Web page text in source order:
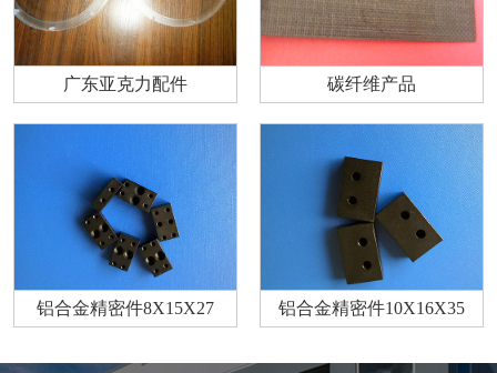
广东亚克力配件 碳纤维产品
铝合金精密件8X15X27 铝合金精密件10X16X35